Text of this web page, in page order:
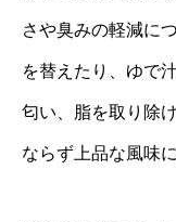
さや臭みの軽減に
を替えたり、ゆで
匂い、脂を取り除
ならず上品な風味